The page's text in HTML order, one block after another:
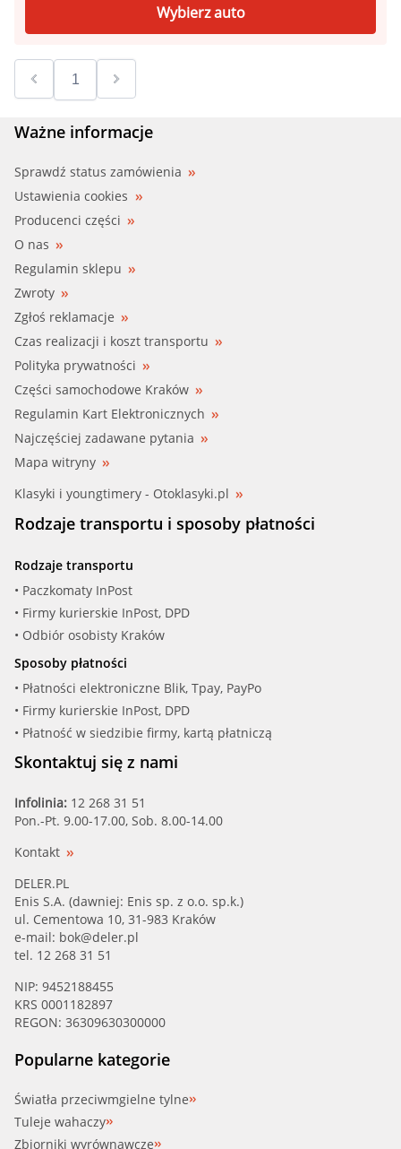
Wybierz auto
Ważne informacje
Sprawdź status zamówienia
Ustawienia cookies
Producenci części
O nas
Regulamin sklepu
Zwroty
Zgłoś reklamacje
Czas realizacji i koszt transportu
Polityka prywatności
Części samochodowe Kraków
Regulamin Kart Elektronicznych
Najczęściej zadawane pytania
Mapa witryny
Klasyki i youngtimery - Otoklasyki.pl
Rodzaje transportu i sposoby płatności
Rodzaje transportu
• Paczkomaty InPost
• Firmy kurierskie InPost, DPD
• Odbiór osobisty Kraków
Sposoby płatności
• Płatności elektroniczne Blik, Tpay, PayPo
• Firmy kurierskie InPost, DPD
• Płatność w siedzibie firmy, kartą płatniczą
Skontaktuj się z nami
Infolinia: 12 268 31 51
Pon.-Pt. 9.00-17.00, Sob. 8.00-14.00
Kontakt
DELER.PL
Enis S.A. (dawniej: Enis sp. z o.o. sp.k.)
ul. Cementowa 10, 31-983 Kraków
e-mail: bok@deler.pl
tel. 12 268 31 51
NIP: 9452188455
KRS 0001182897
REGON: 36309630300000
Popularne kategorie
Światła przeciwmgielne tylne
Tuleje wahaczy
Zbiorniki wyrównawcze